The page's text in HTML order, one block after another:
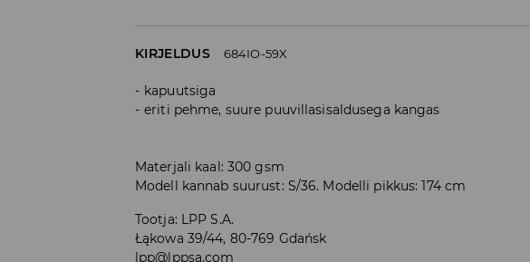
KIRJELDUS 684IO-59X
kapuutsiga
eriti pehme, suure puuvillasisaldusega kangas
Materjali kaal: 300 gsm
Modell kannab suurust: S/36. Modelli pikkus: 174 cm
Tootja: LPP S.A.
Łąkowa 39/44, 80-769 Gdańsk
lpp@lppsa.com